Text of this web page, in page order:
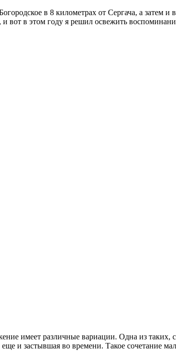
в 8 километрах от Сергача, а затем и
вот в этом году я решил освежить
имеет различные вариации. Одна из
и застывшая во времени. Такое сочетание